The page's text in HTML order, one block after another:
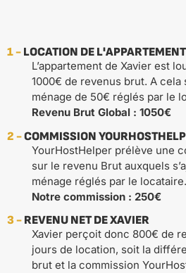
1 - LOCATION DE L'APPARTEMENT
L’appartement de Xavier est
1000€ de revenus brut. A cela
ménage de 50€ réglés par le
Revenu Brut Global : 1050€
2 -COMMISSION
YourHostHelper prélève une
sur le revenu Brut auxquels
ménage réglés par le locataire.
Notre commission : 250€
3 - REVENU NET DE XAVIER
Xavier perçoit donc 800€ de
jours de location, soit la
brut et la commission